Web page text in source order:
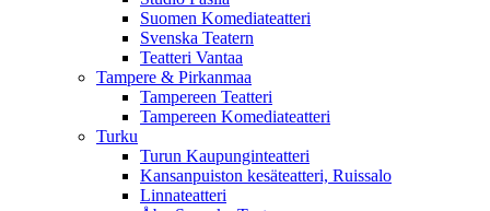
Suomen Komediateatteri
Svenska Teatern
Teatteri Vantaa
Tampere & Pirkanmaa
Tampereen Teatteri
Tampereen Komediateatteri
Turku
Turun Kaupunginteatteri
Kansanpuiston kesäteatteri, Ruissalo
Linnateatteri